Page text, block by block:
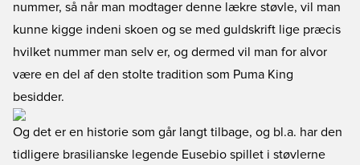
nummer, så når man modtager denne lækre støvle, vil man
kunne kigge indeni skoen og se med guldskrift lige præcis
hvilket nummer man selv er, og dermed vil man for alvor
være en del af den stolte tradition som Puma King
besidder.
Og det er en historie som går langt tilbage, og bl.a. har den
tidligere brasilianske legende Eusebio spillet i støvlerne